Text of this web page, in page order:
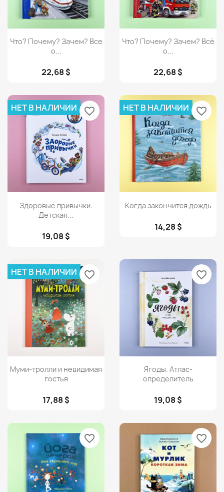
Просмотр
Что? Почему? Зачем? Все
о...
22,68 $
Просмотр
Что? Почему? Зачем? Всё
о...
22,68 $
Просмотр
Здоровые привычки.
Детская...
19,08 $
НЕТ В НАЛИЧИИ favorite_border
Просмотр
Когда закончится дождь
14,28 $
НЕТ В НАЛИЧИИ favorite_border
Просмотр
Муми-тролли и невидимая
гостья
17,88 $
НЕТ В НАЛИЧИИ favorite_border
Просмотр
Ягоды. Атлас-
определитель
19,08 $
favorite_border
favorite_border favorite_border